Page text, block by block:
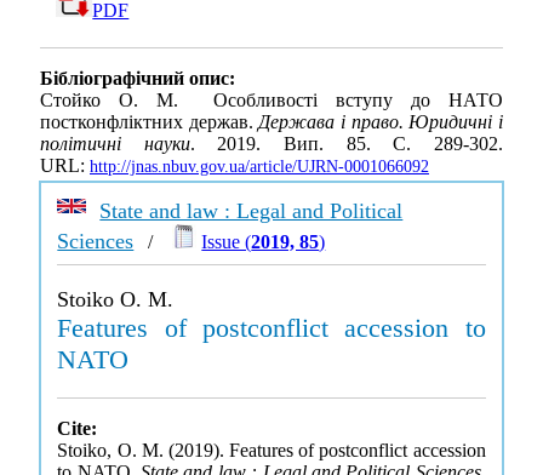
PDF
Бібліографічний опис:
Стойко О. М. Особливості вступу до НАТО
постконфліктних держав.Держава і право. Юридичні і
політичні науки. 2019. Вип. 85. С. 289-302.
URL: http://jnas.nbuv.gov.ua/article/UJRN-0001066092
State and law : Legal and Political
Sciences / Issue (2019, 85)
Stoiko O. M.
Features of postconflict accession to
NATO
Cite:
Stoiko, O. M. (2019). Features of postconflict accession